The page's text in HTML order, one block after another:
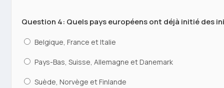
Question 4: Quels pays européens ont déjà initié des
Belgique, France et Italie
Pays-Bas, Suisse, Allemagne et Danemark
Suède, Norvège et Finlande